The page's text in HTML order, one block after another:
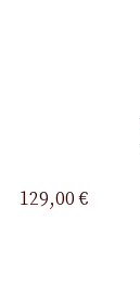
129,00 €